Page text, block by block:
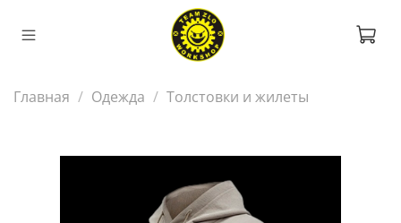
Главная Одежда Толстовки и жилеты